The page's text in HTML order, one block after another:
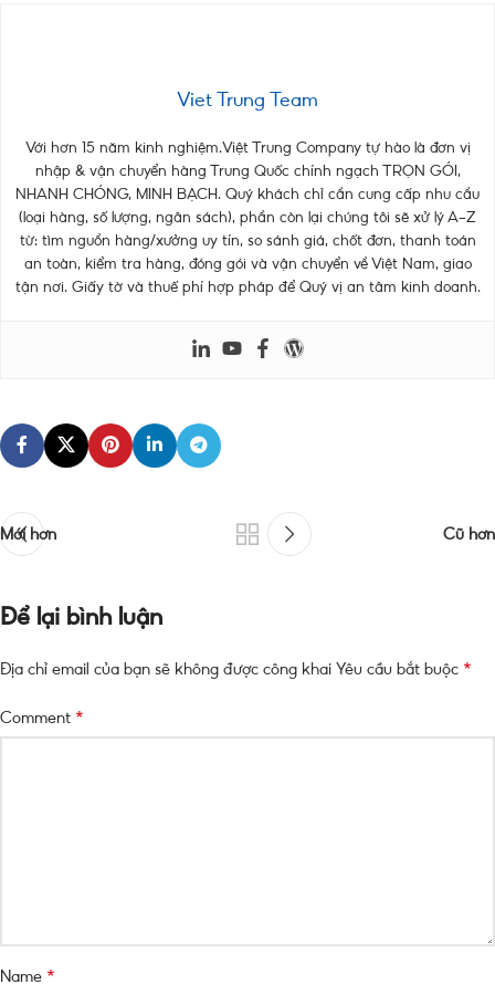
Viet Trung Team
Với hơn 15 năm kinh nghiệm.Việt Trung Company tự hào là đơn vị
nhập & vận chuyển hàng Trung Quốc chính ngạch TRỌN GÓI,
NHANH CHÓNG, MINH BẠCH. Quý khách chỉ cần cung cấp nhu cầu
(loại hàng, số lượng, ngân sách), phần còn lại chúng tôi sẽ xử lý A–Z
từ: tìm nguồn hàng/xưởng uy tín, so sánh giá, chốt đơn, thanh toán
an toàn, kiểm tra hàng, đóng gói và vận chuyển về Việt Nam, giao
tận nơi. Giấy tờ và thuế phí hợp pháp để Quý vị an tâm kinh doanh.
Mới hơn Cũ hơn
Để lại bình luận
Địa chỉ email của bạn sẽ không được công khai Yêu cầu bắt buộc *
Comment *
Name *